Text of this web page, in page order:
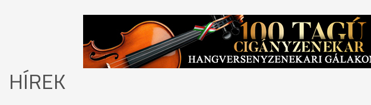
HÍREK